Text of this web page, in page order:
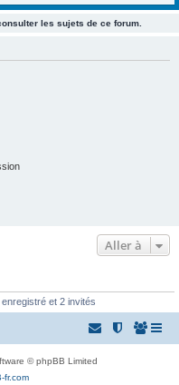
les sujets de ce forum.
Aller à
et 2 invités
© phpBB Limited
fr.com